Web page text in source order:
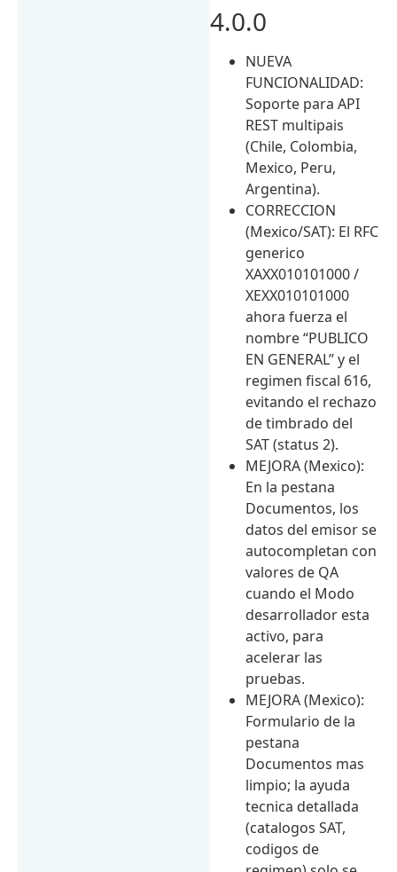
4.0.0
NUEVA
FUNCIONALIDAD:
Soporte para API
REST multipais
(Chile, Colombia,
Mexico, Peru,
Argentina).
CORRECCION
(Mexico/SAT): El RFC
generico
XAXX010101000 /
XEXX010101000
ahora fuerza el
nombre “PUBLICO
EN GENERAL” y el
regimen fiscal 616,
evitando el rechazo
de timbrado del
SAT (status 2).
MEJORA (Mexico):
En la pestana
Documentos, los
datos del emisor se
autocompletan con
valores de QA
cuando el Modo
desarrollador esta
activo, para
acelerar las
pruebas.
MEJORA (Mexico):
Formulario de la
pestana
Documentos mas
limpio; la ayuda
tecnica detallada
(catalogos SAT,
codigos de